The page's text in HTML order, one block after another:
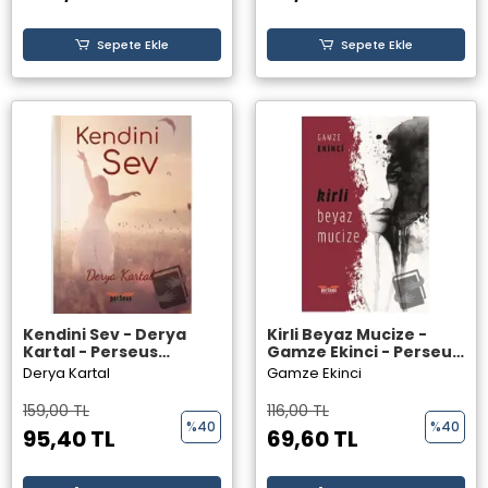
Sepete Ekle Sepete Ekle
Kendini Sev - Derya
Kartal - Perseus
Yayınevi -
Derya Kartal
159,00 TL
95,40 TL %40
Kirli Beyaz Mucize -
Gamze Ekinci - Perseus
Yayınevi -
Gamze Ekinci
116,00 TL
69,60 TL %40